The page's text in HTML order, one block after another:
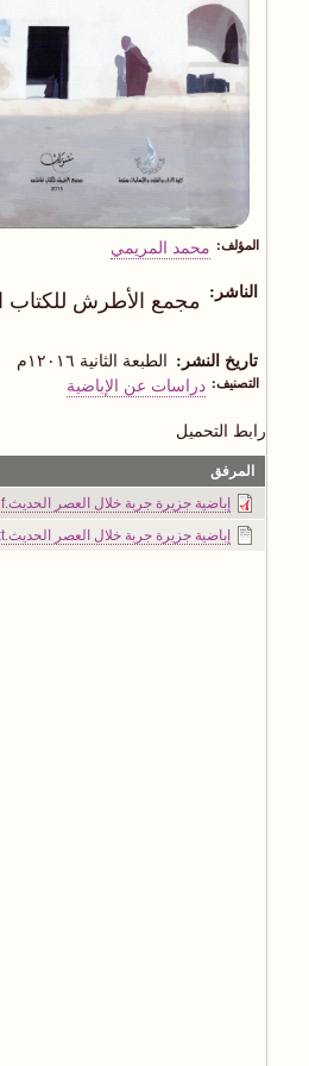
المؤلف محمد المريمي
الناشر مجمع الأطرش للكتاب
تاريخ النشر الطبعة الثانية ١٢٠١٦م
التصنيف دراسات عن الإباضية
رابط التحميل
المرفق
إباضية جزيرة جربة خلال العصر الحديث.pdf
إباضية جزيرة جربة خلال العصر الحديث.txt